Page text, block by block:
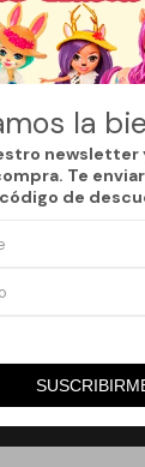
la
newsletter
Te
código de
VALKYRIE
y
compra!